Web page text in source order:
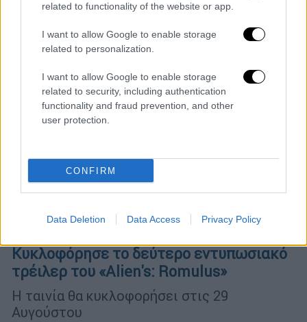
related to functionality of the website or app.
I want to allow Google to enable storage
related to personalization.
I want to allow Google to enable storage
related to security, including authentication
functionality and fraud prevention, and other
user protection.
CONFIRM
Data Deletion Data Access Privacy Policy
Κυκλοφόρησε το δεύτερο εντυπωσιακό
τρέιλερ του «Alien's: Romulus»
Η ταινία θα κυκλοφορήσει στις 29
Αυγούστου